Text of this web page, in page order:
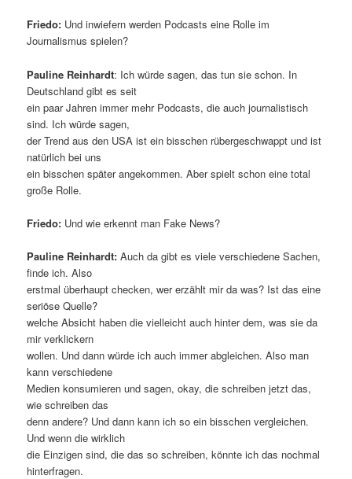
Friedo: Und inwiefern werden Podcasts eine Rolle im
Journalismus spielen?
Pauline Reinhardt: Ich würde sagen, das tun sie schon. In
Deutschland gibt es seit
ein paar Jahren immer mehr Podcasts, die auch journalistisch
sind. Ich würde sagen,
der Trend aus den USA ist ein bisschen rübergeschwappt und ist
natürlich bei uns
ein bisschen später angekommen. Aber spielt schon eine total
große Rolle.
Friedo: Und wie erkennt man Fake News?
Pauline Reinhardt: Auch da gibt es viele verschiedene Sachen,
finde ich. Also
erstmal überhaupt checken, wer erzählt mir da was? Ist das eine
seriöse Quelle?
welche Absicht haben die vielleicht auch hinter dem, was sie da
mir verklickern
wollen. Und dann würde ich auch immer abgleichen. Also man
kann verschiedene
Medien konsumieren und sagen, okay, die schreiben jetzt das,
wie schreiben das
denn andere? Und dann kann ich so ein bisschen vergleichen.
Und wenn die wirklich
die Einzigen sind, die das so schreiben, könnte ich das nochmal
hinterfragen.